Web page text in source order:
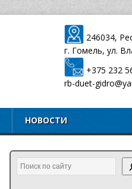
246034,
г. Гомель, ул.
+375 232
rb-duet-
НОВОСТИ